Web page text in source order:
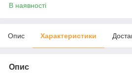
В наявності
Опис Характеристики
Опис